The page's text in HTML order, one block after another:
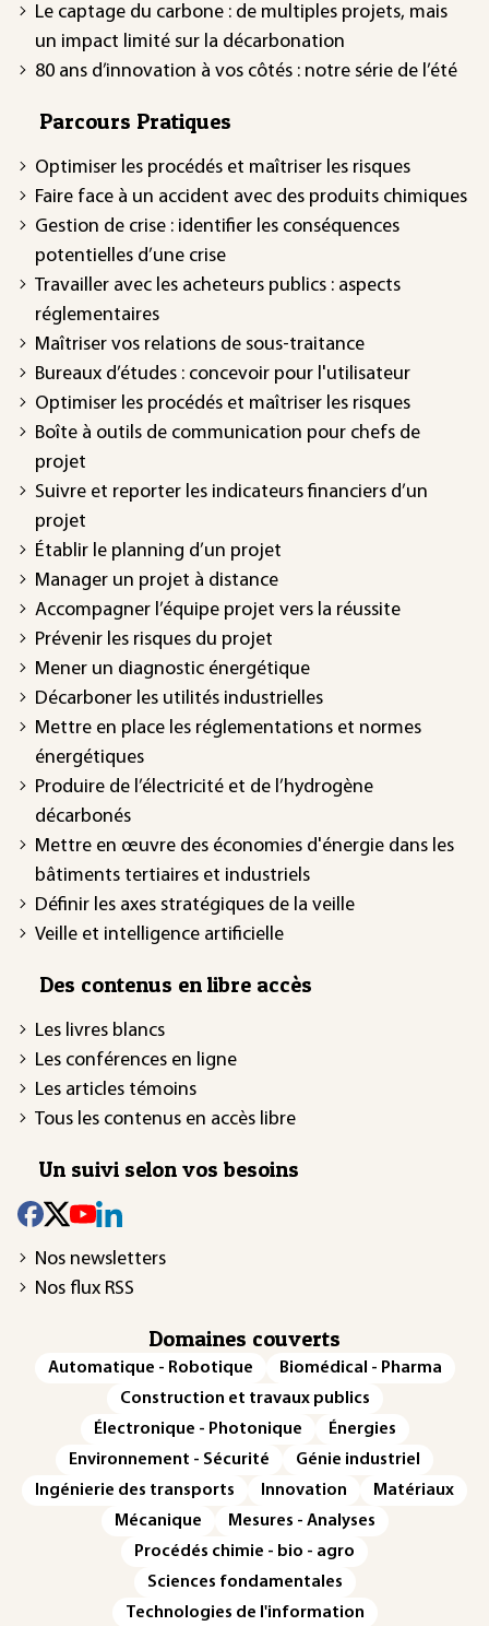
Le captage du carbone : de multiples projets, mais
un impact limité sur la décarbonation
80 ans d’innovation à vos côtés : notre série de l’été
Parcours Pratiques
Optimiser les procédés et maîtriser les risques
Faire face à un accident avec des produits chimiques
Gestion de crise : identifier les conséquences
potentielles d’une crise
Travailler avec les acheteurs publics : aspects
réglementaires
Maîtriser vos relations de sous-traitance
Bureaux d’études : concevoir pour l'utilisateur
Optimiser les procédés et maîtriser les risques
Boîte à outils de communication pour chefs de
projet
Suivre et reporter les indicateurs financiers d’un
projet
Établir le planning d’un projet
Manager un projet à distance
Accompagner l’équipe projet vers la réussite
Prévenir les risques du projet
Mener un diagnostic énergétique
Décarboner les utilités industrielles
Mettre en place les réglementations et normes
énergétiques
Produire de l’électricité et de l’hydrogène
décarbonés
Mettre en œuvre des économies d'énergie dans les
bâtiments tertiaires et industriels
Définir les axes stratégiques de la veille
Veille et intelligence artificielle
Des contenus en libre accès
Les livres blancs
Les conférences en ligne
Les articles témoins
Tous les contenus en accès libre
Un suivi selon vos besoins
Nos newsletters
Nos flux RSS
Domaines couverts
Automatique - Robotique
Biomédical - Pharma
Construction et travaux publics
Électronique - Photonique
Énergies
Environnement - Sécurité
Génie industriel
Ingénierie des transports
Innovation
Matériaux
Mécanique
Mesures - Analyses
Procédés chimie - bio - agro
Sciences fondamentales
Technologies de l'information